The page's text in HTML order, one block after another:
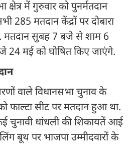
में गुरुवार को पुनर्मतदान
285 मतदान केंद्रों पर दोबारा
मतदान सुबह 7 बजे से शाम 6
मई को घोषित किए जाएंगे.
वाले विधानसभा चुनाव के
फाल्टा सीट पर मतदान हुआ था.
चुनावी धांधली की शिकायतें आई
बूथ पर भाजपा उम्मीदवारों के